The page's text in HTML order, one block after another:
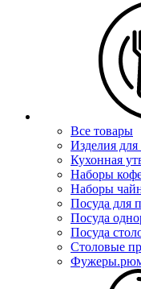
Все товары
Изделия для
Кухонная
Наборы
Наборы
Посуда для
Посуда
Посуда
Столовые